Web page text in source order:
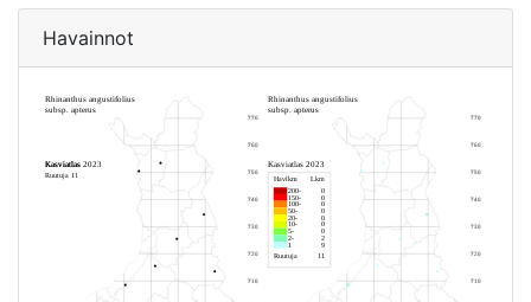
Havainnot